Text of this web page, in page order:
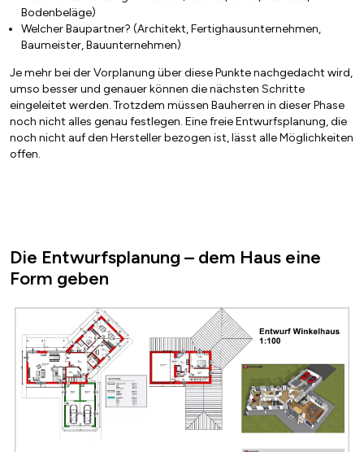
Bodenbeläge)
Welcher Baupartner? (Architekt, Fertighausunternehmen,
Baumeister, Bauunternehmen)
Je mehr bei der Vorplanung über diese Punkte nachgedacht wird,
umso besser und genauer können die nächsten Schritte
eingeleitet werden. Trotzdem müssen Bauherren in dieser Phase
noch nicht alles genau festlegen. Eine freie Entwurfsplanung, die
noch nicht auf den Hersteller bezogen ist, lässt alle Möglichkeiten
offen.
Die Entwurfsplanung – dem Haus eine
Form geben